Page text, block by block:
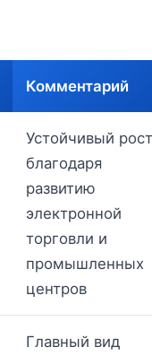
Комментарий
Устойчивый рост
благодаря
развитию
электронной
торговли и
промышленных
центров
Главный вид